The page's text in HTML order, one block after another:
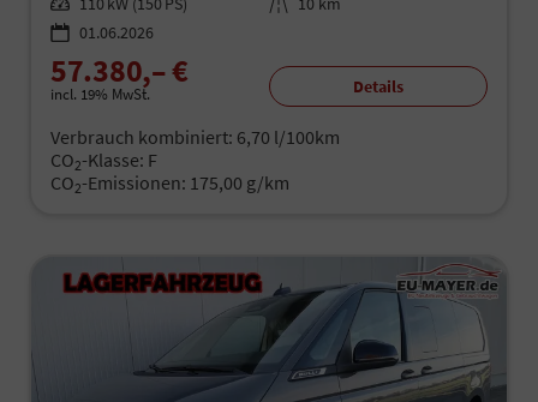
01.06.2026
57.380,– €
incl. 19% MwSt. Details
Verbrauch kombiniert: 6,70 l/100km
CO2-Klasse: F
CO2-Emissionen: 175,00 g/km